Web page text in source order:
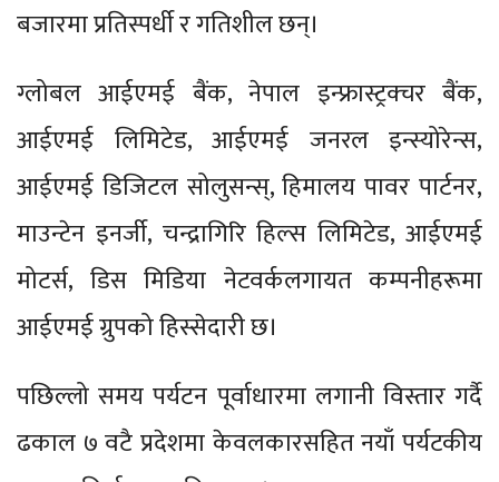
बजारमा प्रतिस्पर्धी र गतिशील छन्।
ग्लोबल आईएमई बैंक, नेपाल इन्फ्रास्ट्रक्चर बैंक,
आईएमई लिमिटेड, आईएमई जनरल इन्स्योरेन्स,
आईएमई डिजिटल सोलुसन्स्, हिमालय पावर पार्टनर,
माउन्टेन इनर्जी, चन्द्रागिरि हिल्स लिमिटेड, आईएमई
मोटर्स, डिस मिडिया नेटवर्कलगायत कम्पनीहरूमा
आईएमई ग्रुपको हिस्सेदारी छ।
पछिल्लो समय पर्यटन पूर्वाधारमा लगानी विस्तार गर्दै
ढकाल ७ वटै प्रदेशमा केवलकारसहित नयाँ पर्यटकीय